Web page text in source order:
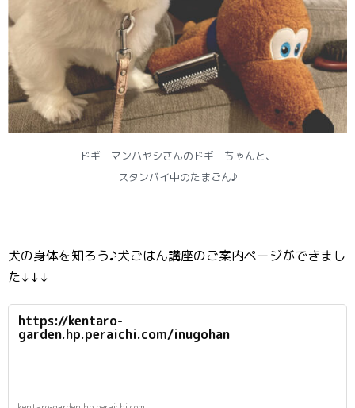
ドギーマンハヤシさんのドギーちゃんと、
スタンバイ中のたまごん♪
犬の身体を知ろう♪犬ごはん講座のご案内ページができまし
た↓↓↓
https://kentaro-
garden.hp.peraichi.com/inugohan